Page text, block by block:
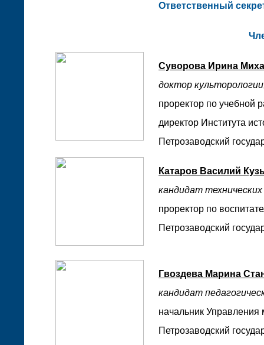
Ответственный
Суворова Ирина
доктор
проректор по учебной
директор Института
Петрозаводский
Катаров Василий
кандидат
проректор по
Петрозаводский
Гвоздева Марина
кандидат
начальник Управления
Петрозаводский